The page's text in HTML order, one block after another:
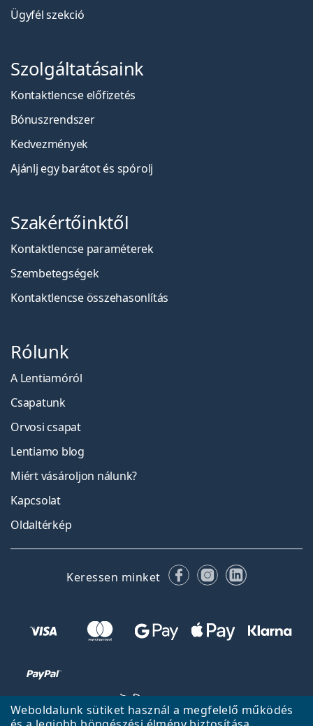
Weboldalunk sütiket használ a megfelelő működés
Ügyfél szekció
Szolgáltatásaink
Kontaktlencse előfizetés
Bónuszrendszer
Kedvezmények
Ajánlj egy barátot és spórolj
Szakértőinktől
Kontaktlencse paraméterek
Szembetegségek
Kontaktlencse összehasonlítás
Rólunk
A Lentiamóról
Csapatunk
Orvosi csapat
Lentiamo blog
Miért vásároljon nálunk?
Kapcsolat
Oldaltérkép
Keressen minket FacebookInstagram
LinkedIn